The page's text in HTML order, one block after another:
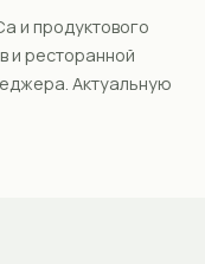
и продуктового
и ресторанной
Актуальную